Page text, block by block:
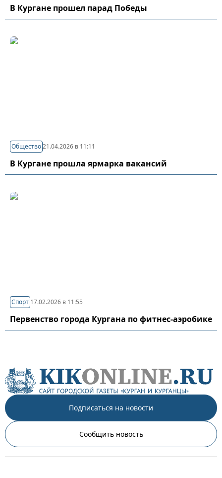
В Кургане прошел парад Победы
Общество21.04.2026 в 11:11
В Кургане прошла ярмарка вакансий
Спорт 17.02.2026 в 11:55
Первенство города Кургана по фитнес-аэробике
Подписаться на новости
Сообщить новость